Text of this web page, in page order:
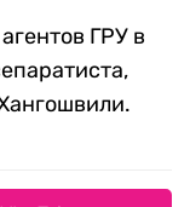
агентов ГРУ в